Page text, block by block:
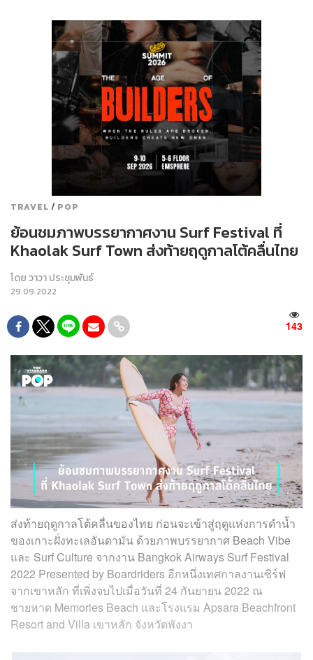
TRAVEL / POP
ย้อนชมภาพบรรยากาศงาน Surf Festival ที่
Khaolak Surf Town ส่งท้ายฤดูกาลโต้คลื่นไทย
โดยวาวา ประชุมพันธ์
29.09.2022
143
ส่งท้ายฤดูกาลโต้คลื่นของไทย ก่อนจะเข้าสู่ฤดูแห่งการดำน้ำ
ของเกาะฝั่งทะเลอันดามัน ด้วยภาพบรรยากาศ Beach Vibe
และ Surf Culture จากงาน Bangkok Airways Surf Festival
2022 Presented by Boardriders อีกหนึ่งเทศกาลงานเซิร์ฟ
จากเขาหลัก ที่เพิ่งจบไปเมื่อวันที่ 24 กันยายน 2022 ณ
ชายหาด Memories Beach และโรงแรม Apsara Beachfront
Resort and Villa เขาหลัก จังหวัดพังงา